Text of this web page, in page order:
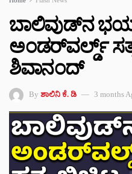
ಬಾಲಿವುಡ್‌ನ
ಅಂಡರ್‌ವರ್ಲ್ಡ್ ಸತ್ಯ
ಶಿವಾನಂದ್
By ಶಾಲಿನಿ ಕೆ. ಡಿ 3 months